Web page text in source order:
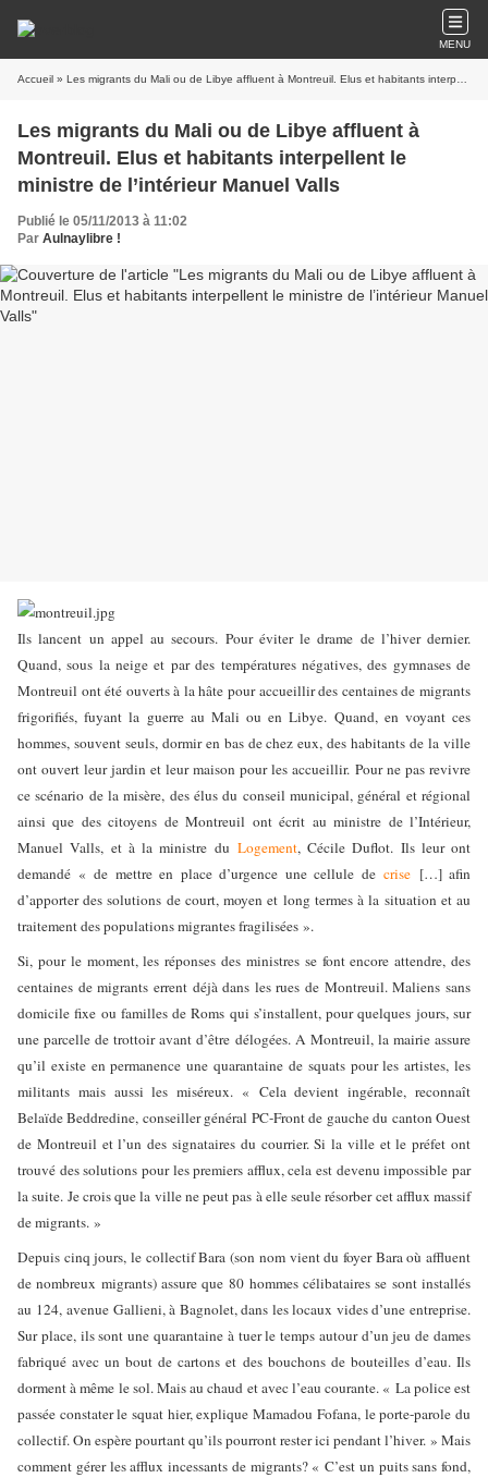
MENU
Accueil » Les migrants du Mali ou de Libye affluent à Montreuil. Elus et habitants interpellent le ministre de l’intérieur Manuel Valls
Les migrants du Mali ou de Libye affluent à
Montreuil. Elus et habitants interpellent le
ministre de l’intérieur Manuel Valls
Publié le 05/11/2013 à 11:02
Par Aulnaylibre !
Ils lancent un appel au secours. Pour éviter le drame de l’hiver dernier.
Quand, sous la neige et par des températures négatives, des gymnases de
Montreuil ont été ouverts à la hâte pour accueillir des centaines de migrants
frigorifiés, fuyant la guerre au Mali ou en Libye. Quand, en voyant ces
hommes, souvent seuls, dormir en bas de chez eux, des habitants de la ville
ont ouvert leur jardin et leur maison pour les accueillir. Pour ne pas revivre
ce scénario de la misère, des élus du conseil municipal, général et régional
ainsi que des citoyens de Montreuil ont écrit au ministre de l’Intérieur,
Manuel Valls, et à la ministre du Logement, Cécile Duflot. Ils leur ont
demandé « de mettre en place d’urgence une cellule de crise […] afin
d’apporter des solutions de court, moyen et long termes à la situation et au
traitement des populations migrantes fragilisées ».
Si, pour le moment, les réponses des ministres se font encore attendre, des
centaines de migrants errent déjà dans les rues de Montreuil. Maliens sans
domicile fixe ou familles de Roms qui s’installent, pour quelques jours, sur
une parcelle de trottoir avant d’être délogées. A Montreuil, la mairie assure
qu’il existe en permanence une quarantaine de squats pour les artistes, les
militants mais aussi les miséreux. « Cela devient ingérable, reconnaît
Belaïde Beddredine, conseiller général PC-Front de gauche du canton Ouest
de Montreuil et l’un des signataires du courrier. Si la ville et le préfet ont
trouvé des solutions pour les premiers afflux, cela est devenu impossible par
la suite. Je crois que la ville ne peut pas à elle seule résorber cet afflux massif
de migrants. »
Depuis cinq jours, le collectif Bara (son nom vient du foyer Bara où affluent
de nombreux migrants) assure que 80 hommes célibataires se sont installés
au 124, avenue Gallieni, à Bagnolet, dans les locaux vides d’une entreprise.
Sur place, ils sont une quarantaine à tuer le temps autour d’un jeu de dames
fabriqué avec un bout de cartons et des bouchons de bouteilles d’eau. Ils
dorment à même le sol. Mais au chaud et avec l’eau courante. « La police est
passée constater le squat hier, explique Mamadou Fofana, le porte-parole du
collectif. On espère pourtant qu’ils pourront rester ici pendant l’hiver. » Mais
comment gérer les afflux incessants de migrants? « C’est un puits sans fond,